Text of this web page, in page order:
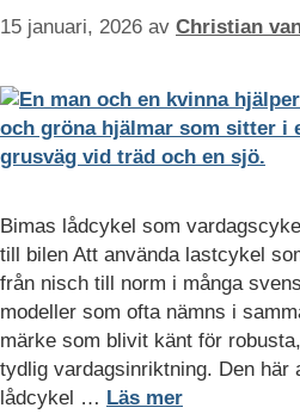
15 januari, 2026 av Christian
Bimas lådcykel som
till bilen Att använda lastcykel
från nisch till norm i många
modeller som ofta nämns i
märke som blivit känt för
tydlig vardagsinriktning. Den här
lådcykel … Läs mer